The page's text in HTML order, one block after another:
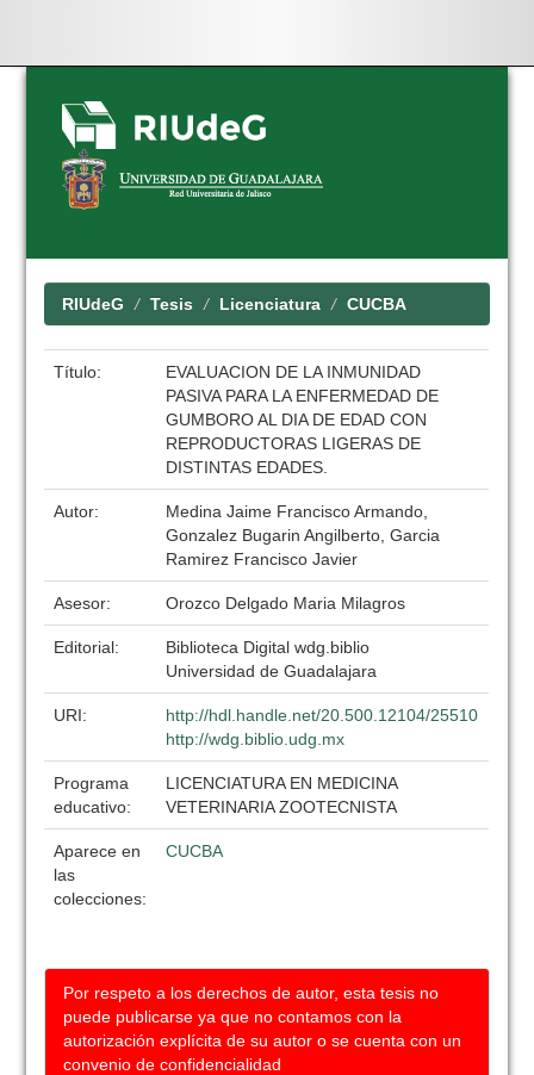
Skip
navigation
RIUdeG Tesis Licenciatura CUCBA
Título:
EVALUACION DE LA INMUNIDAD
PASIVA PARA LA ENFERMEDAD DE
GUMBORO AL DIA DE EDAD CON
REPRODUCTORAS LIGERAS DE
DISTINTAS EDADES.
Autor:
Medina Jaime Francisco Armando,
Gonzalez Bugarin Angilberto, Garcia
Ramirez Francisco Javier
Asesor: Orozco Delgado Maria Milagros
Editorial:
Biblioteca Digital wdg.biblio
Universidad de Guadalajara
URI:
http://hdl.handle.net/20.500.12104/25510
http://wdg.biblio.udg.mx
Programa
educativo:
LICENCIATURA EN MEDICINA
VETERINARIA ZOOTECNISTA
Aparece en
las
colecciones:
CUCBA
Por respeto a los derechos de autor, esta tesis no
puede publicarse ya que no contamos con la
autorización explícita de su autor o se cuenta con un
convenio de confidencialidad